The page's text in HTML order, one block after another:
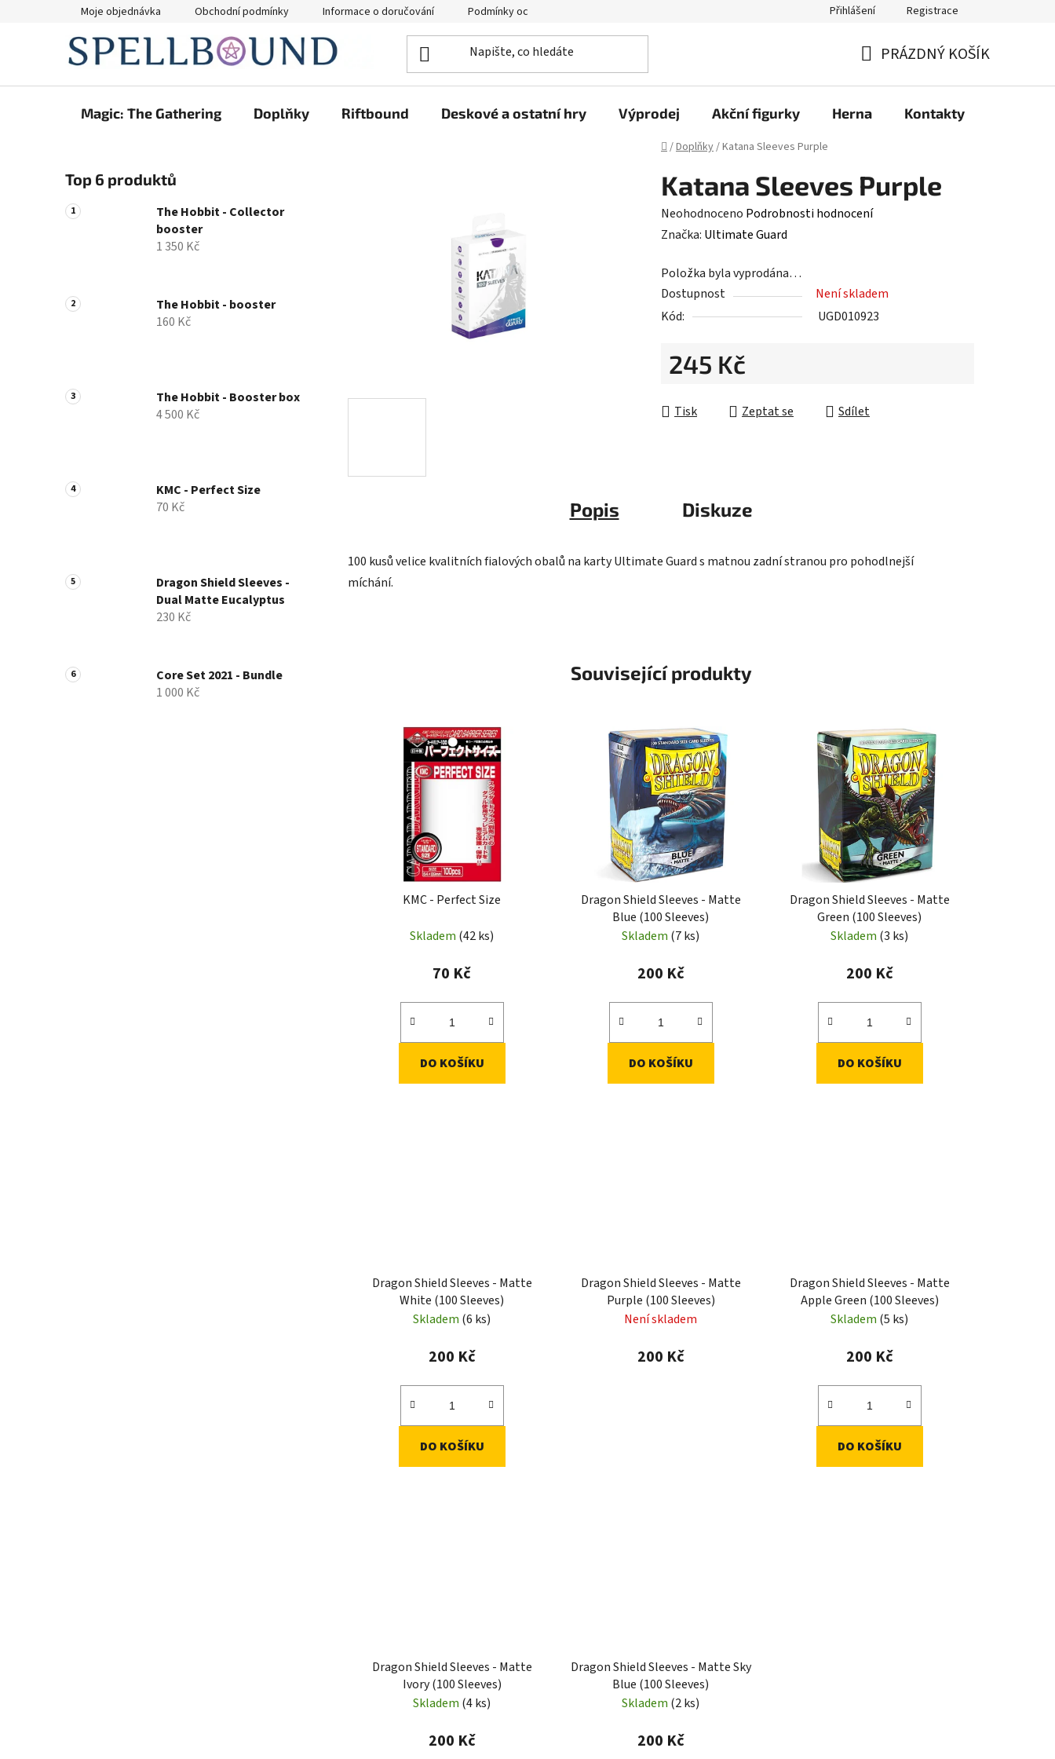
Moje objednávka Obchodní podmínky Informace o doručování Podmínky ochrany osobních údajů Přihlášení Registrace
KOŠÍK
PRÁZDNÝ KOŠÍK
Magic: The Gathering Doplňky Riftbound Deskové a ostatní hry Výprodej Akční figurky Herna Kontakty
Domů
/Doplňky/Katana Sleeves Purple
o
s
t
n
n
e
Top 6 produktů
The Hobbit - Collector
booster
1 350 Kč
The Hobbit - booster
160 Kč
The Hobbit - Booster box
4 500 Kč
KMC - Perfect Size
70 Kč
Dragon Shield Sleeves -
Dual Matte Eucalyptus
230 Kč
Core Set 2021 - Bundle
1 000 Kč
Katana Sleeves Purple
Průměrné
hodnocení
je
0,0
z
hvězdiček.
Neohodnoceno Podrobnosti hodnocení
Značka: Ultimate Guard
Položka byla vyprodána…
Dostupnost
Není skladem
Kód:
UGD010923
245 Kč
Tisk
Zeptat se Sdílet
Popis Diskuze
100 kusů velice kvalitních fialových obalů na karty Ultimate Guard s matnou zadní stranou pro pohodlnejší
míchání.
Související produkty
KMC - Perfect Size
Skladem (42 ks)
70 Kč
DO KOŠÍKU
Dragon Shield Sleeves - Matte
Blue (100 Sleeves)
Skladem (7 ks)
200 Kč
DO KOŠÍKU
Dragon Shield Sleeves - Matte
Green (100 Sleeves)
Skladem (3 ks)
200 Kč
DO KOŠÍKU
Dragon Shield Sleeves - Matte
White (100 Sleeves)
Skladem (6 ks)
200 Kč
DO KOŠÍKU
Dragon Shield Sleeves - Matte
Purple (100 Sleeves)
Není skladem
200 Kč
Dragon Shield Sleeves - Matte
Apple Green (100 Sleeves)
Skladem (5 ks)
200 Kč
DO KOŠÍKU
Dragon Shield Sleeves - Matte
Ivory (100 Sleeves)
Skladem (4 ks)
200 Kč
Dragon Shield Sleeves - Matte Sky
Blue (100 Sleeves)
Skladem (2 ks)
200 Kč